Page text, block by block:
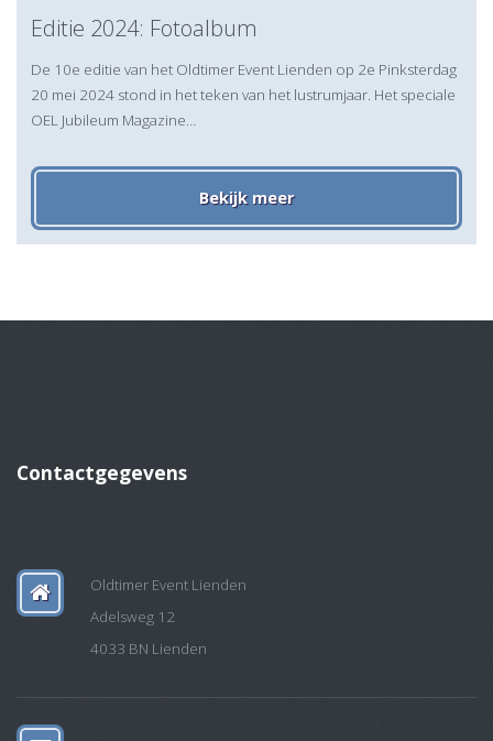
Editie 2024: Fotoalbum
De 10e editie van het Oldtimer Event Lienden op 2e Pinksterdag
20 mei 2024 stond in het teken van het lustrumjaar. Het speciale
OEL Jubileum Magazine…
Bekijk meer
Contactgegevens
Oldtimer Event Lienden
Adelsweg 12
4033 BN Lienden